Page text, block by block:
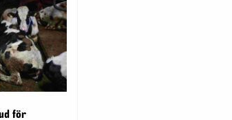
för